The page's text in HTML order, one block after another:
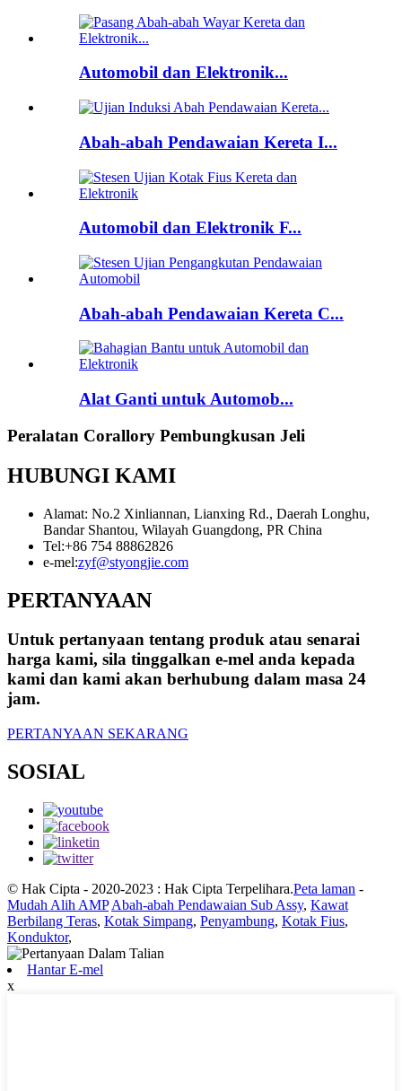
Automobil dan Elektronik...
Abah-abah Pendawaian Kereta I...
Automobil dan Elektronik F...
Abah-abah Pendawaian Kereta C...
Alat Ganti untuk Automob...
Peralatan Corallory Pembungkusan Jeli
HUBUNGI KAMI
Alamat: No.2 Xinliannan, Lianxing Rd., Daerah Longhu,
Bandar Shantou, Wilayah Guangdong, PR China
Tel:+86 754 88862826
e-mel:zyf@styongjie.com
PERTANYAAN
Untuk pertanyaan tentang produk atau senarai
harga kami, sila tinggalkan e-mel anda kepada
kami dan kami akan berhubung dalam masa 24
jam.
PERTANYAAN SEKARANG
SOSIAL
© Hak Cipta - 2020-2023 : Hak Cipta Terpelihara.Peta laman -
Mudah Alih AMP Abah-abah Pendawaian Sub Assy, Kawat
Berbilang Teras, Kotak Simpang, Penyambung, Kotak Fius,
Konduktor,
Hantar E-mel
x